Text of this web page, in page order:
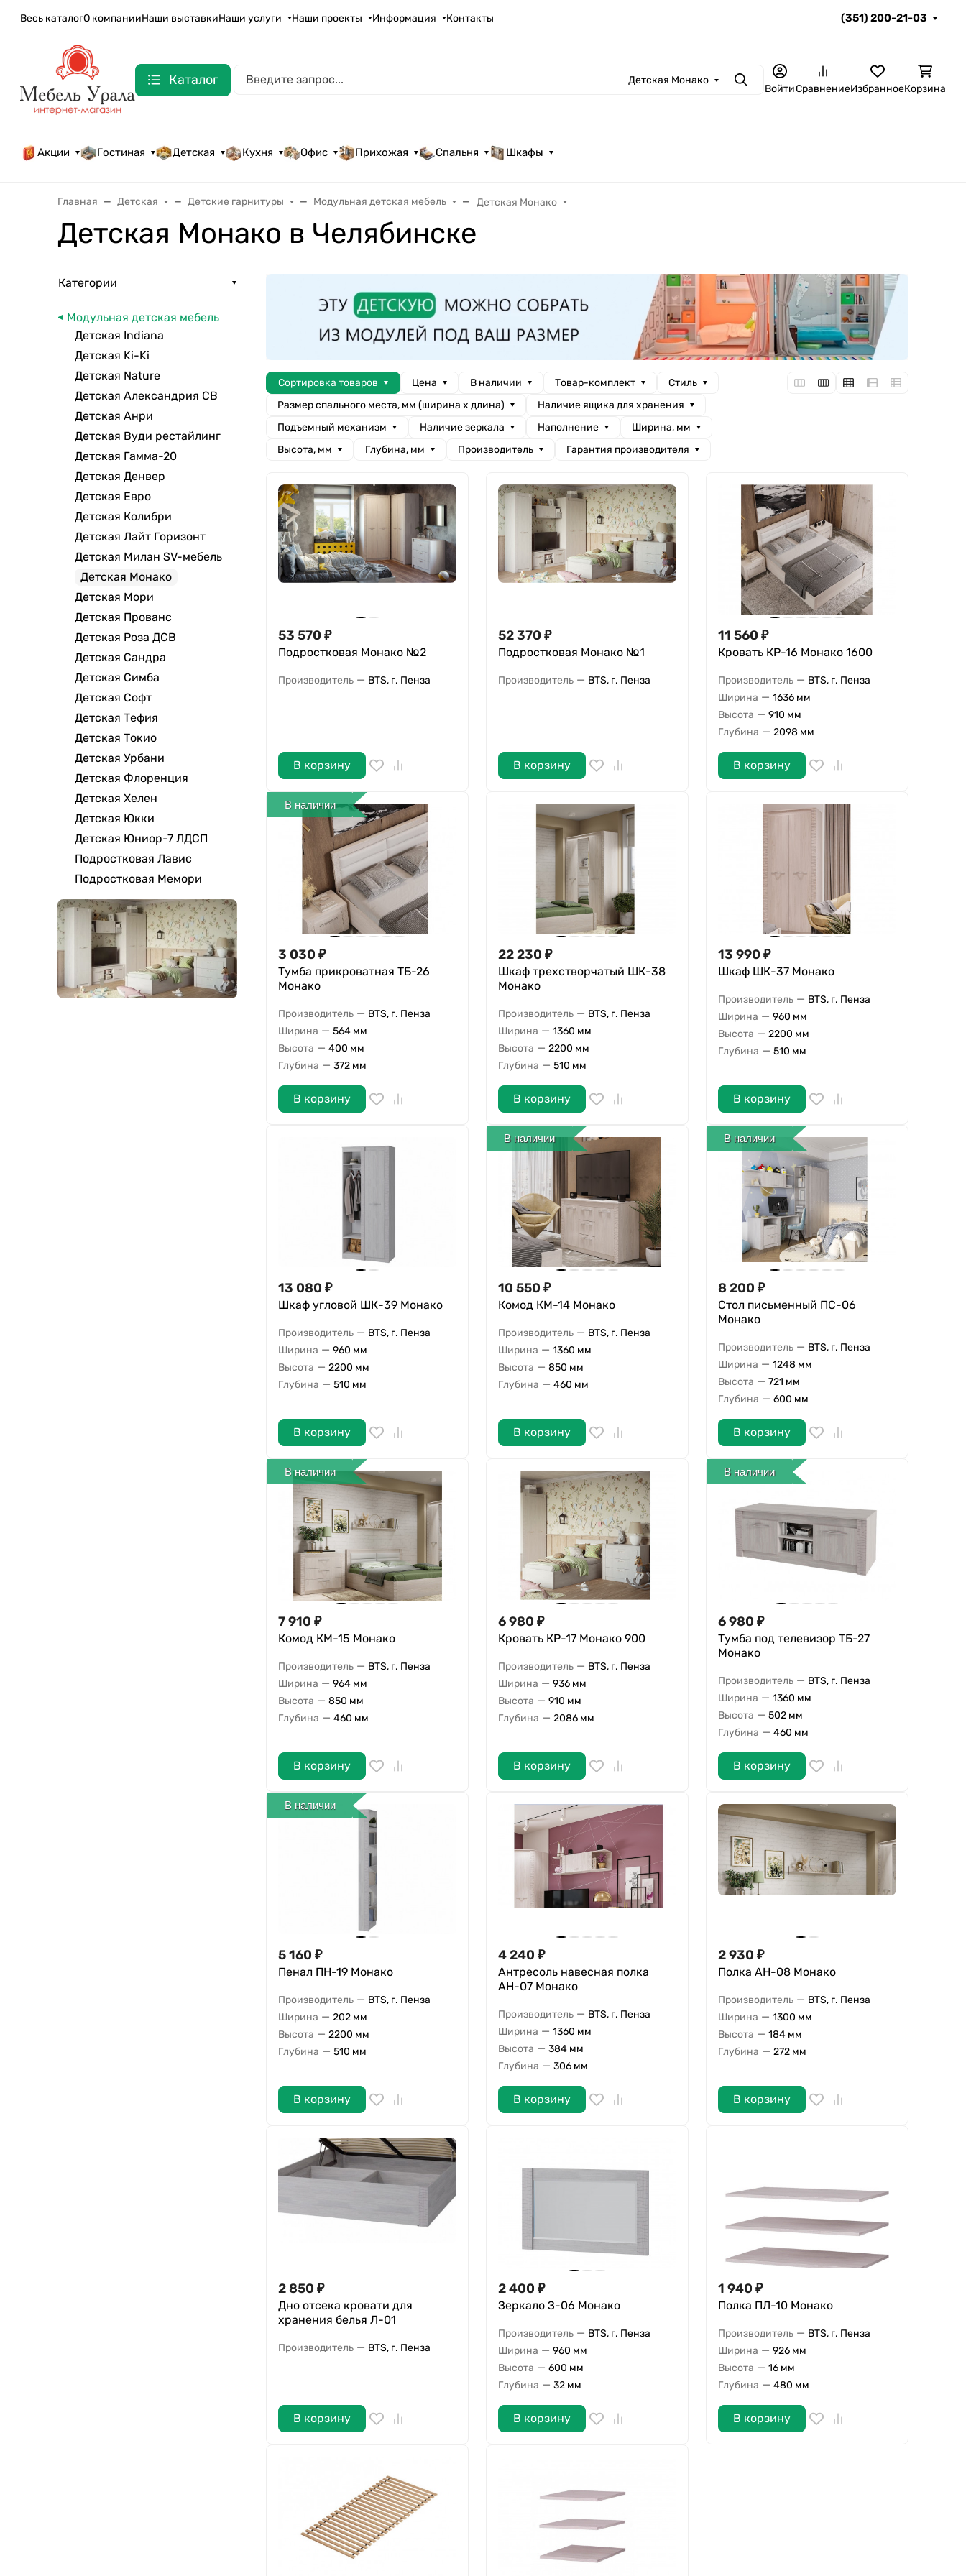
Весь каталогО компанииНаши выставкиНаши услуги Наши проекты Информация Контакты (351) 200-21-03
Каталог Детская Монако ПоискВойтиСравнениеИзбранноеКорзина
Акции Гостиная Детская Кухня Офис Прихожая Спальня Шкафы
Главная Детская Детские гарнитуры Модульная детская мебель Детская Монако
Детская Монако в Челябинске
Категории
Модульная детская мебель
Детская Indiana
Детская Ki-Ki
Детская Nature
Детская Александрия СВ
Детская Анри
Детская Вуди рестайлинг
Детская Гамма-20
Детская Денвер
Детская Евро
Детская Колибри
Детская Лайт Горизонт
Детская Милан SV-мебель
Детская Монако
Детская Мори
Детская Прованс
Детская Роза ДСВ
Детская Сандра
Детская Симба
Детская Софт
Детская Тефия
Детская Токио
Детская Урбани
Детская Флоренция
Детская Хелен
Детская Юкки
Детская Юниор-7 ЛДСП
Подростковая Лавис
Подростковая Мемори
Сортировка товаров Цена В наличии Товар-комплект
Стиль
Размер спального места, мм (ширина х длина)
Наличие ящика для хранения
Подъемный механизм
Наличие зеркала Наполнение
Ширина, мм
Высота, мм
Глубина, мм Производитель Гарантия производителя
53 570 ₽
Подростковая Монако №2
Производитель — BTS, г. Пенза
В корзину
52 370 ₽
Подростковая Монако №1
Производитель — BTS, г. Пенза
В корзину
11 560 ₽
Кровать КР-16 Монако 1600
Производитель — BTS, г. Пенза
Ширина — 1636 мм
Высота — 910 мм
Глубина — 2098 мм
В корзину
В наличии
3 030 ₽
Тумба прикроватная ТБ-26
Монако
Производитель — BTS, г. Пенза
Ширина — 564 мм
Высота — 400 мм
Глубина — 372 мм
В корзину
22 230 ₽
Шкаф трехстворчатый ШК-38
Монако
Производитель — BTS, г. Пенза
Ширина — 1360 мм
Высота — 2200 мм
Глубина — 510 мм
В корзину
13 990 ₽
Шкаф ШК-37 Монако
Производитель — BTS, г. Пенза
Ширина — 960 мм
Высота — 2200 мм
Глубина — 510 мм
В корзину
13 080 ₽
Шкаф угловой ШК-39 Монако
Производитель — BTS, г. Пенза
Ширина — 960 мм
Высота — 2200 мм
Глубина — 510 мм
В корзину
В наличии
10 550 ₽
Комод КМ-14 Монако
Производитель — BTS, г. Пенза
Ширина — 1360 мм
Высота — 850 мм
Глубина — 460 мм
В корзину
В наличии
8 200 ₽
Стол письменный ПС-06
Монако
Производитель — BTS, г. Пенза
Ширина — 1248 мм
Высота — 721 мм
Глубина — 600 мм
В корзину
В наличии
7 910 ₽
Комод КМ-15 Монако
Производитель — BTS, г. Пенза
Ширина — 964 мм
Высота — 850 мм
Глубина — 460 мм
В корзину
6 980 ₽
Кровать КР-17 Монако 900
Производитель — BTS, г. Пенза
Ширина — 936 мм
Высота — 910 мм
Глубина — 2086 мм
В корзину
В наличии
6 980 ₽
Тумба под телевизор ТБ-27
Монако
Производитель — BTS, г. Пенза
Ширина — 1360 мм
Высота — 502 мм
Глубина — 460 мм
В корзину
В наличии
5 160 ₽
Пенал ПН-19 Монако
Производитель — BTS, г. Пенза
Ширина — 202 мм
Высота — 2200 мм
Глубина — 510 мм
В корзину
4 240 ₽
Антресоль навесная полка
АН-07 Монако
Производитель — BTS, г. Пенза
Ширина — 1360 мм
Высота — 384 мм
Глубина — 306 мм
В корзину
2 930 ₽
Полка АН-08 Монако
Производитель — BTS, г. Пенза
Ширина — 1300 мм
Высота — 184 мм
Глубина — 272 мм
В корзину
2 850 ₽
Дно отсека кровати для
хранения белья Л-01
Производитель — BTS, г. Пенза
В корзину
2 400 ₽
Зеркало З-06 Монако
Производитель — BTS, г. Пенза
Ширина — 960 мм
Высота — 600 мм
Глубина — 32 мм
В корзину
1 940 ₽
Полка ПЛ-10 Монако
Производитель — BTS, г. Пенза
Ширина — 926 мм
Высота — 16 мм
Глубина — 480 мм
В корзину